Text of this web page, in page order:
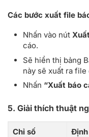
Các bước xuất file
Nhấn vào nút
cáo.
Sẽ hiển thị bảng
này sẽ xuất ra file
Nhấn “Xuất báo
5. Giải thích thuật
Chỉ số
Định